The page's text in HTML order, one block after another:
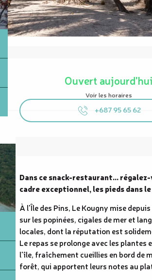
Ouvert aujourd'hui
Voir les horaires
+687 95 65 62
Description
Dans ce snack-restaurant... régalez-
cadre exceptionnel, les pieds dans
À l'Île des Pins, Le Kougny mise
sur les popinées, cigales de mer et
locales, dont la réputation est
Le repas se prolonge avec les plantes
l'île, fraîchement cueillies en bord de
forêt, qui apportent leurs notes au